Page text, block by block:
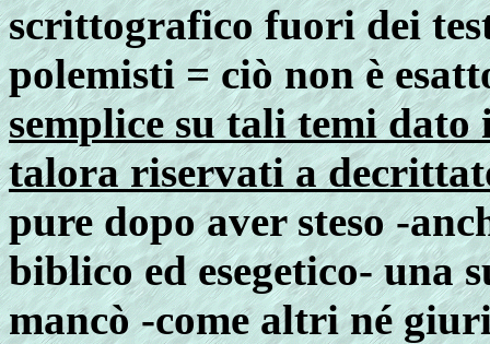
scrittografico fuori dei
polemisti = ciò non è
semplice su tali temi
talora riservati a
pure dopo aver steso -
biblico ed esegetico- una
mancò -come altri né